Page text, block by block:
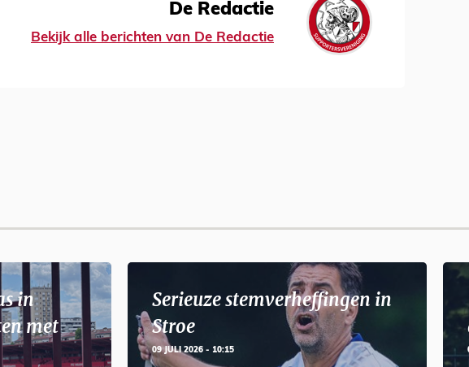
De Redactie
Bekijk alle berichten van De Redactie
in
met
Serieuze stemverheffingen in
Stroe
09 JULI 2026 - 10:15